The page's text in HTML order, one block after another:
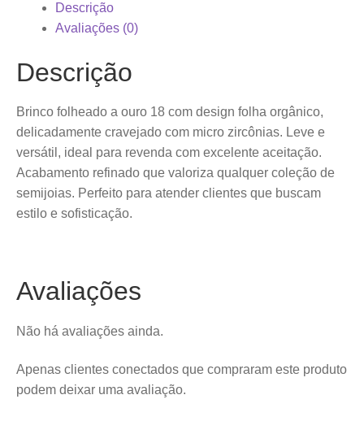
Descrição
Avaliações (0)
Descrição
Brinco folheado a ouro 18 com design folha orgânico,
delicadamente cravejado com micro zircônias. Leve e
versátil, ideal para revenda com excelente aceitação.
Acabamento refinado que valoriza qualquer coleção de
semijoias. Perfeito para atender clientes que buscam
estilo e sofisticação.
Avaliações
Não há avaliações ainda.
Apenas clientes conectados que compraram este produto
podem deixar uma avaliação.